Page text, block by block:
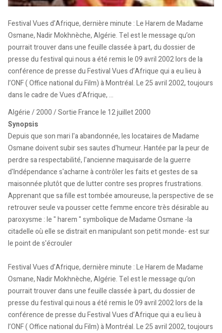
Festival Vues d’Afrique, dernière minute : Le Harem de Madame
Osmane, Nadir Mokhnèche, Algérie. Tel est le message qu’on
pourrait trouver dans une feuille classée à part, du dossier de
presse du festival qui nous a été remis le 09 avril 2002 lors de la
conférence de presse du Festival Vues d’Afrique qui a eu lieu à
l’ONF ( Office national du Film) à Montréal. Le 25 avril 2002, toujours
dans le cadre de Vues d’Afrique, ...
Algérie / 2000 / Sortie France le 12 juillet 2000
Synopsis
Depuis que son mari l'a abandonnée, les locataires de Madame
Osmane doivent subir ses sautes d'humeur. Hantée par la peur de
perdre sa respectabilité, l'ancienne maquisarde de la guerre
d'Indépendance s'acharne à contrôler les faits et gestes de sa
maisonnée plutôt que de lutter contre ses propres frustrations.
Apprenant que sa fille est tombée amoureuse, la perspective de se
retrouver seule va pousser cette femme encore très désirable au
paroxysme : le " harem " symbolique de Madame Osmane -la
citadelle où elle se distrait en manipulant son petit monde- est sur
le point de s'écrouler
Festival Vues d’Afrique, dernière minute : Le Harem de Madame
Osmane, Nadir Mokhnèche, Algérie. Tel est le message qu’on
pourrait trouver dans une feuille classée à part, du dossier de
presse du festival qui nous a été remis le 09 avril 2002 lors de la
conférence de presse du Festival Vues d’Afrique qui a eu lieu à
l’ONF ( Office national du Film) à Montréal. Le 25 avril 2002, toujours